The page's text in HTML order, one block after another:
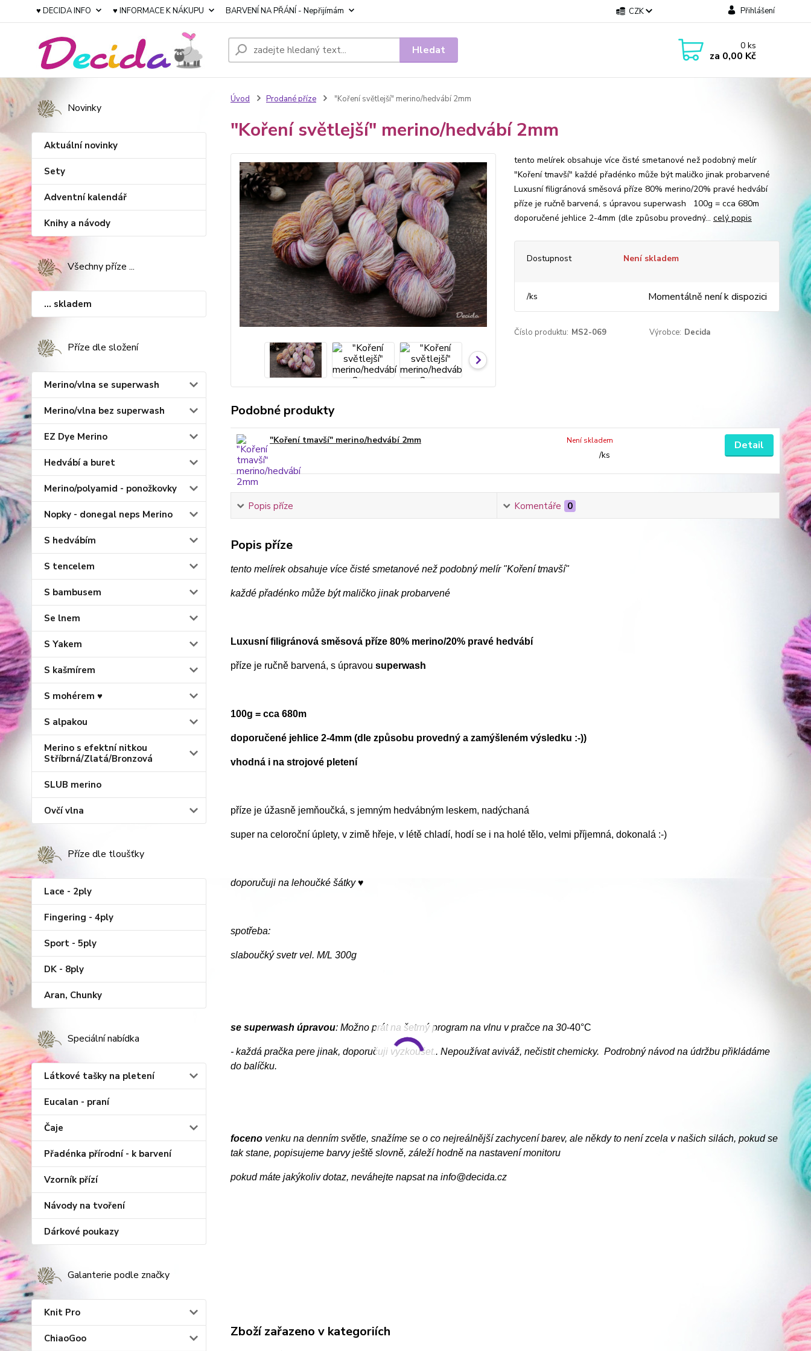
♥ DECIDA INFO ♥ INFORMACE K NÁKUPU BARVENÍ NA PŘÁNÍ - Nepřijímám CZK Přihlášení
Hledat 0ks
za 0,00 Kč
Novinky
Aktuální novinky
Sety
Adventní kalendář
Knihy a návody
Všechny příze ...
... skladem
Příze dle složení
Merino/vlna se superwash
Merino/vlna bez superwash
EZ Dye Merino
Hedvábí a buret
Merino/polyamid - ponožkovky
Nopky - donegal neps Merino
S hedvábím
S tencelem
S bambusem
Se lnem
S Yakem
S kašmírem
S mohérem ♥
S alpakou
Merino s efektní nitkou
Stříbrná/Zlatá/Bronzová
SLUB merino
Ovčí vlna
Příze dle tloušťky
Lace - 2ply
Fingering - 4ply
Sport - 5ply
DK - 8ply
Aran, Chunky
Speciální nabídka
Látkové tašky na pletení
Eucalan - praní
Čaje
Přadénka přírodní - k barvení
Vzorník přízí
Návody na tvoření
Dárkové poukazy
Galanterie podle značky
Knit Pro
ChiaoGoo
Úvod Prodané příze "Koření světlejší" merino/hedvábí 2mm
"Koření světlejší" merino/hedvábí 2mm
tento melírek obsahuje více čisté smetanové než podobný melír
"Koření tmavší" každé přadénko může být maličko jinak probarvené
Luxusní filigránová směsová příze 80% merino/20% pravé hedvábí
příze je ručně barvená, s úpravou superwash 100g = cca 680m
doporučené jehlice 2-4mm (dle způsobu provedný... celý popis
Dostupnost Není skladem
/ks Momentálně není k dispozici
Číslo produktu: MS2-069 Výrobce: Decida
Podobné produkty
"Koření tmavší" merino/hedvábí 2mm
/ks
Není skladem Detail
Popis příze Komentáře 0
Popis příze
tento melírek obsahuje více čisté smetanové než podobný melír "Koření tmavší"
každé přadénko může být maličko jinak probarvené
Luxusní filigránová směsová příze 80% merino/20% pravé hedvábí
příze je ručně barvená, s úpravou superwash
100g = cca 680m
doporučené jehlice 2-4mm (dle způsobu provedný a zamýšleném výsledku :-))
vhodná i na strojové pletení
příze je úžasně jemňoučká, s jemným hedvábným leskem, nadýchaná
super na celoroční úplety, v zimě hřeje, v létě chladí, hodí se i na holé tělo, velmi příjemná, dokonalá :-)
doporučuji na lehoučké šátky ♥
spotřeba:
slaboučký svetr vel. M/L 300g
se superwash úpravou: Možno prát na šetrný program na vlnu v pračce na 30-40°C
- každá pračka pere jinak, doporučuji vyzkoušet.. Nepoužívat aviváž, nečistit chemicky. Podrobný návod na údržbu přikládáme
do balíčku.
foceno venku na denním světle, snažíme se o co nejreálnější zachycení barev, ale někdy to není zcela v našich silách, pokud se
tak stane, popisujeme barvy ještě slovně, záleží hodně na nastavení monitoru
pokud máte jakýkoliv dotaz, neváhejte napsat na info@decida.cz
Zboží zařazeno v kategoriích